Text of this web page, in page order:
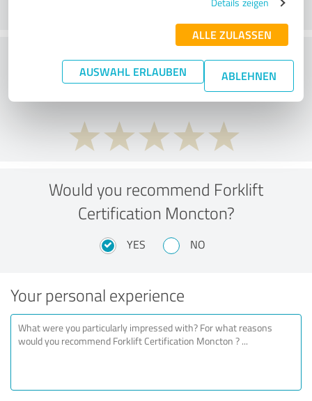
ALLE ZULASSEN
AUSWAHL ERLAUBEN ABLEHNEN
What do you think of the price to
performance ratio?
Would you recommend Forklift
Certification Moncton?
YES NO
Your personal experience